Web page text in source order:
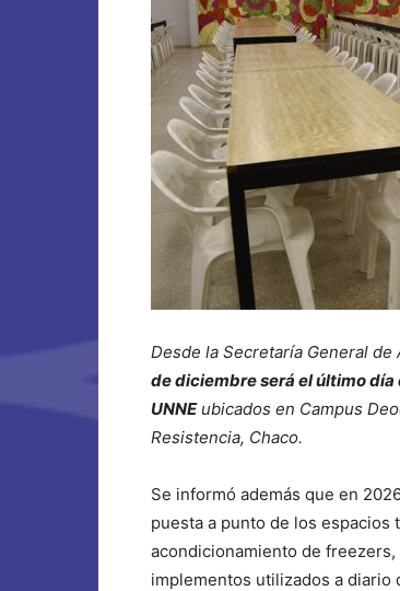
Desde la Secretaría General
de diciembre será el último
UNNEubicados en Campus
Resistencia, Chaco.
Se informó además que en
puesta a punto de los
acondicionamiento de
implementos utilizados a diario